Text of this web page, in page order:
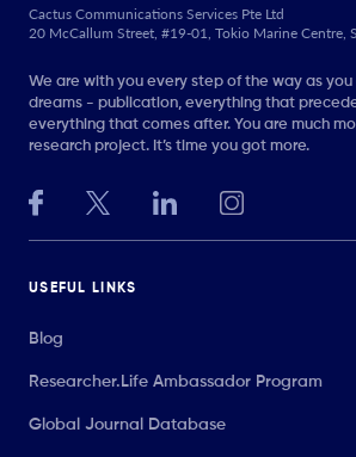
Cactus Communications Services Pte Ltd
20 McCallum Street, #19-01, Tokio Marine Centre,
We are with you every step of the way as
dreams - publication, everything that
everything that comes after. You are much
research project. It’s time you got more.
USEFUL LINKS
Blog
Researcher.Life Ambassador Program
Global Journal Database